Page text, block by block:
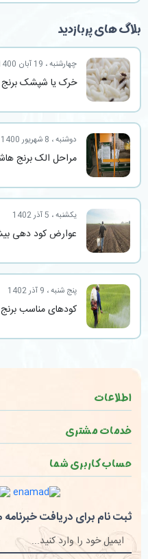
بلاگ های پربازدید
چهارشنبه ، 19 آبان 1400
خرک یا شپشک برنج
دوشنبه ، 8 شهریور 1400
مراحل الک برنج
یکشنبه ، 5 آذر 1402
عوارض کود دهی
پنج شنبه ، 9 آذر 1402
کودهای مناسب
اطلاعات
خدمات مشتری
حساب کاربری شما
ثبت نام برای دریافت خبرنامه